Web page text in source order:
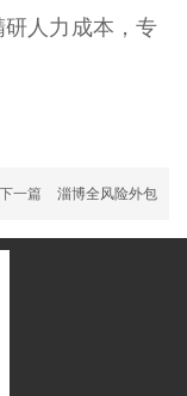
人力成本，专
下一篇 淄博全风险外包